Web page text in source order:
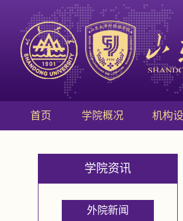
首页 学院概况 机构
学院资讯
外院新闻